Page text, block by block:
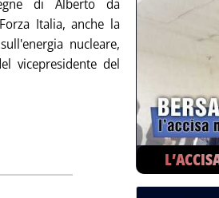
di Alberto da
Italia, anche la
nucleare,
vicepresidente del
tutta la notizia: 'Nucleare,